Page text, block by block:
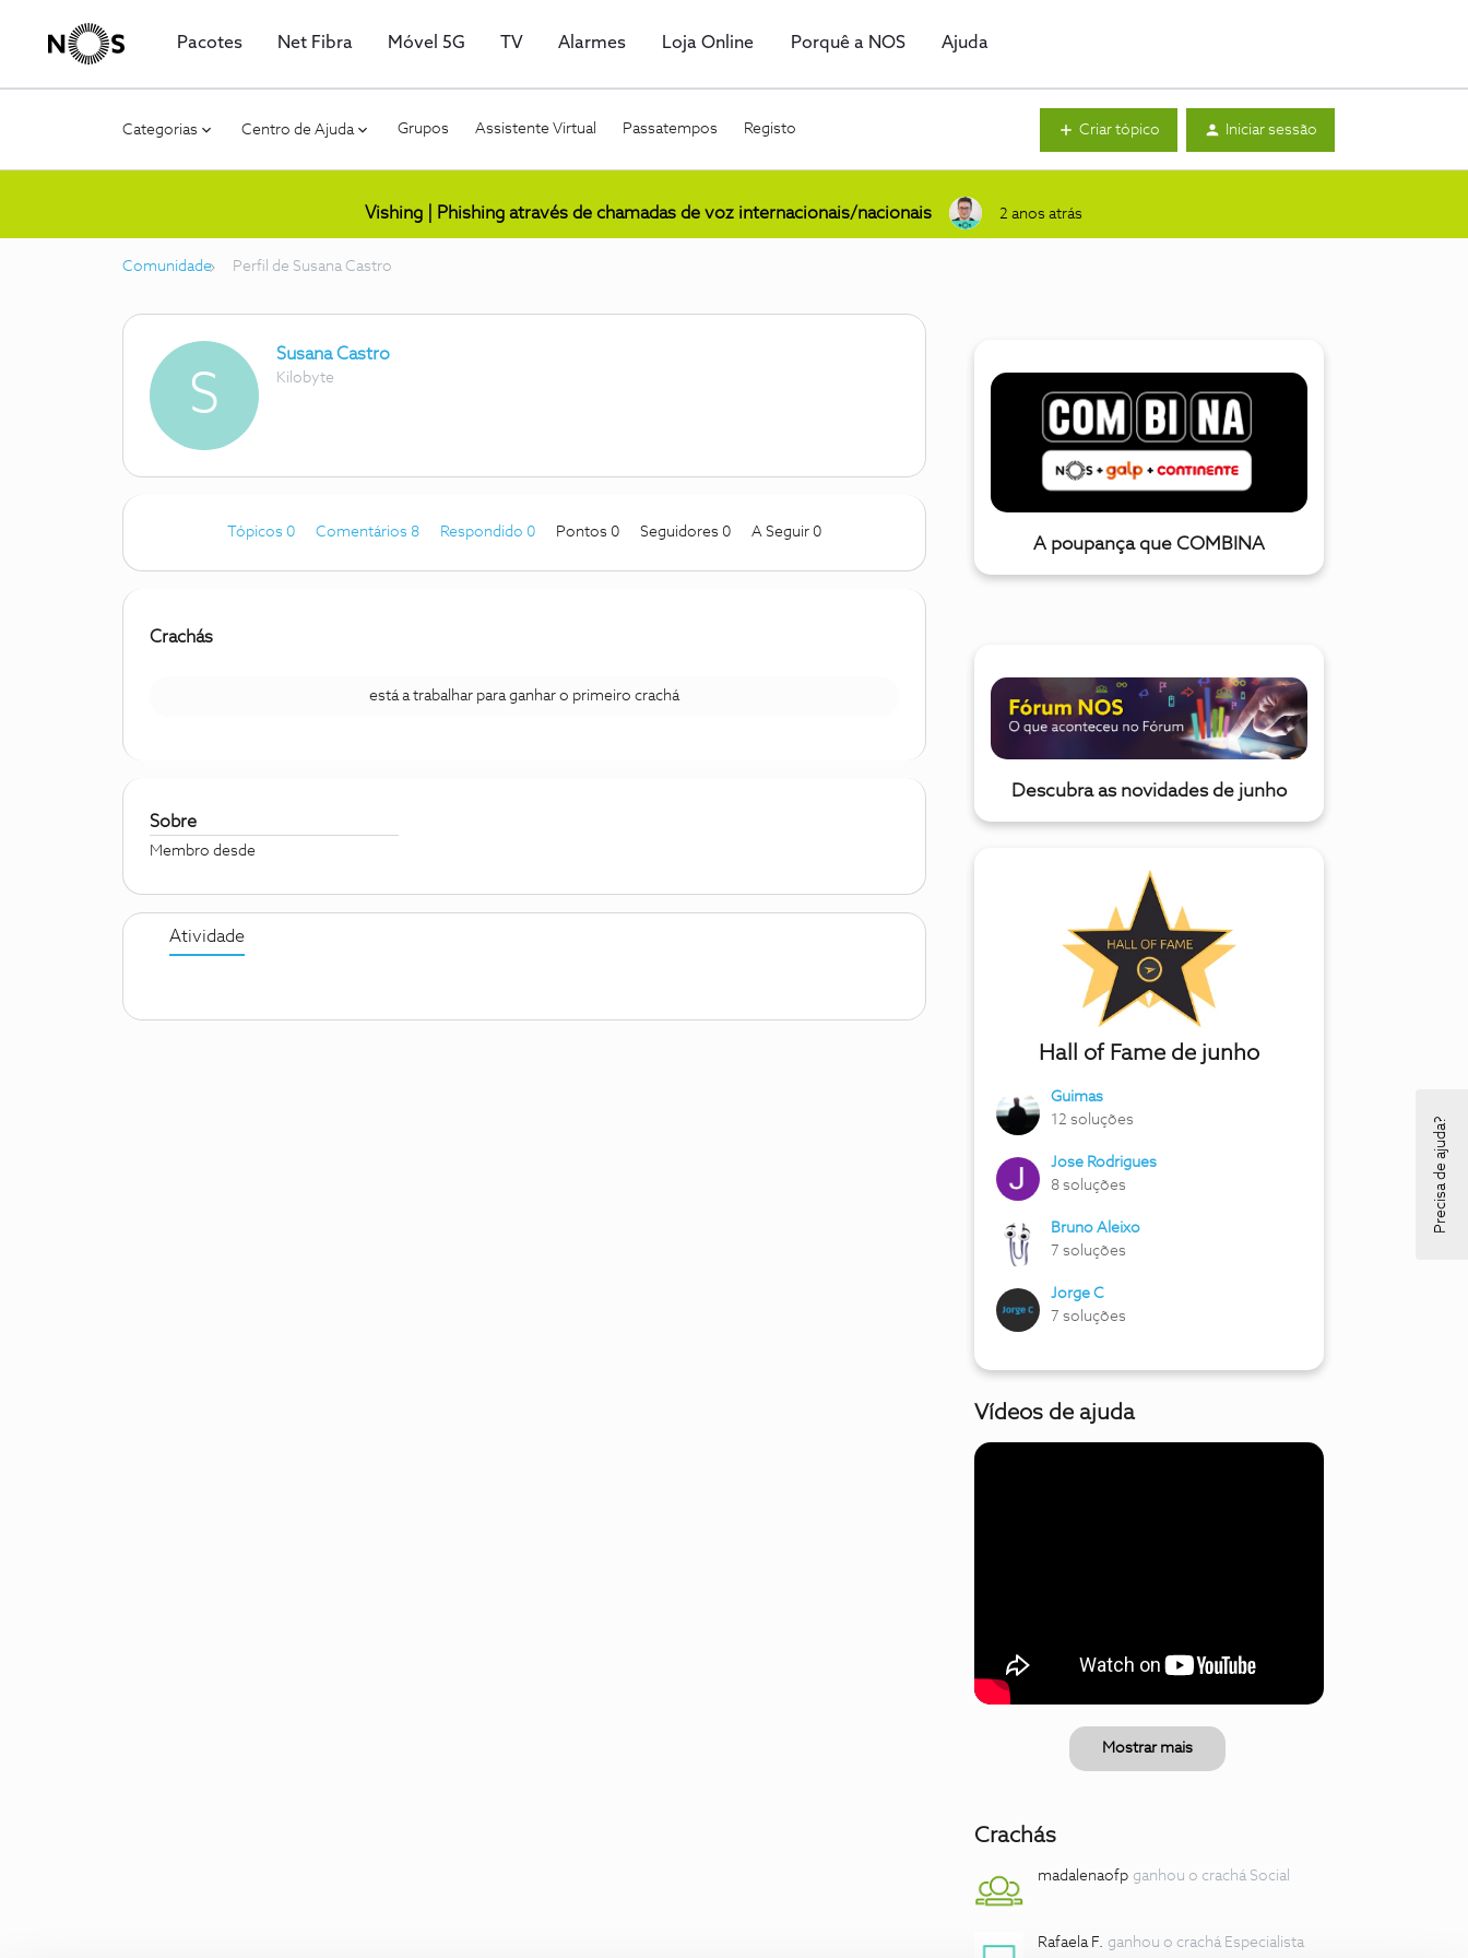
Pacotes Net Fibra Móvel 5G TV Alarmes Loja Online Porquê a NOS Ajuda
Categorias Centro de Ajuda Grupos Assistente Virtual Passatempos Registo Criar tópico Iniciar sessão
Vishing | Phishing através de chamadas de voz internacionais/nacionais 2 anos atrás
Comunidade Perfil de Susana Castro
S
Susana Castro
Kilobyte
Tópicos 0 Comentários 8 Respondido 0 Pontos 0 Seguidores 0 A Seguir 0
Crachás
está a trabalhar para ganhar o primeiro crachá
Sobre
Membro desde
Atividade
A poupança que COMBINA
Descubra as novidades de junho
Hall of Fame de junho
Guimas
12 soluções
Jose Rodrigues
8 soluções
Bruno Aleixo
7 soluções
Jorge C
7 soluções
Vídeos de ajuda
Mostrar mais
Crachás
madalenaofp ganhou o crachá Social
Rafaela F. ganhou o crachá Especialista
Precisa de ajuda?